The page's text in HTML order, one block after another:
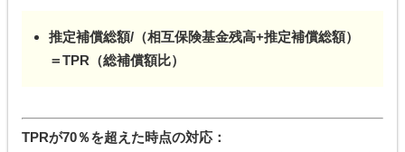
推定補償総額/（相互保険基金残高+推定補償総額）
＝TPR（総補償額比）
TPRが70％を超えた時点の対応：